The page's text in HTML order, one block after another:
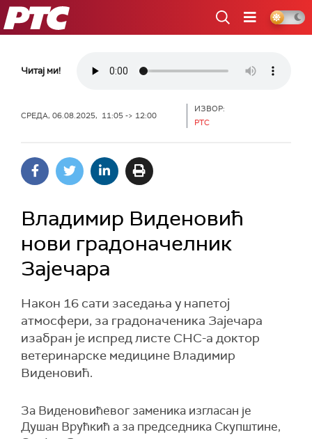
РТС
Читај ми!
СРЕДА, 06.08.2025, 11:05 -> 12:00
ИЗВОР:
РТС
Владимир Виденовић
нови градоначелник
Зајечара
Након 16 сати заседања у напетој
атмосфери, за градоначеника Зајечара
изабран је испред листе СНС-а доктор
ветеринарске медицине Владимир
Виденовић.
За Виденовићевог заменика изгласан је
Душан Врућкић а за председника Скупштине,